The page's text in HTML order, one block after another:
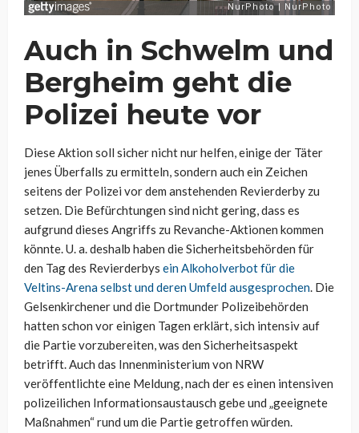
Auch in Schwelm und
Bergheim geht die
Polizei heute vor
Diese Aktion soll sicher nicht nur helfen, einige der Täter
jenes Überfalls zu ermitteln, sondern auch ein Zeichen
seitens der Polizei vor dem anstehenden Revierderby zu
setzen. Die Befürchtungen sind nicht gering, dass es
aufgrund dieses Angriffs zu Revanche-Aktionen kommen
könnte. U. a. deshalb haben die Sicherheitsbehörden für
den Tag des Revierderbys ein Alkoholverbot für die
Veltins-Arena selbst und deren Umfeld ausgesprochen. Die
Gelsenkirchener und die Dortmunder Polizeibehörden
hatten schon vor einigen Tagen erklärt, sich intensiv auf
die Partie vorzubereiten, was den Sicherheitsaspekt
betrifft. Auch das Innenministerium von NRW
veröffentlichte eine Meldung, nach der es einen intensiven
polizeilichen Informationsaustausch gebe und „geeignete
Maßnahmen“ rund um die Partie getroffen würden.